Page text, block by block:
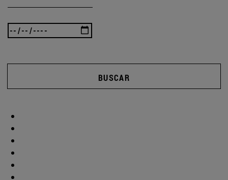
BUSCAR